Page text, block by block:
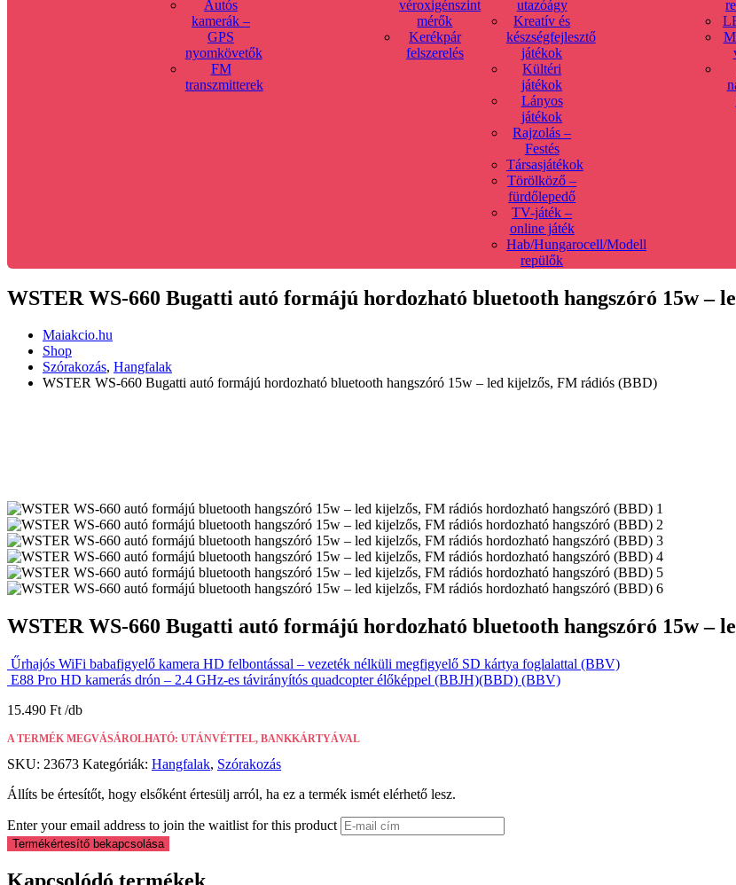
Autós
kamerák –
GPS
nyomkövetők
FM
transzmitterek
véroxigénszint
mérők
Kerékpár
felszerelés
utazóágy
Kreatív és
készségfejlesztő
játékok
Kültéri
játékok
Lányos
játékok
Rajzolás –
Festés
Társasjátékok
Törölköző –
fürdőlepedő
TV-játék –
online játék
Hab/Hungarocell/Modell
repülők
WSTER WS-660 Bugatti autó formájú hordozható bluetooth hangszóró 15w –
Maiakcio.hu
Shop
Szórakozás, Hangfalak
WSTER WS-660 Bugatti autó formájú hordozható bluetooth hangszóró 15w – led kijelzős, FM rádiós (BBD)
WSTER WS-660 Bugatti autó formájú hordozható bluetooth hangszóró 15w –
Űrhajós WiFi babafigyelő kamera HD felbontással – vezeték nélküli megfigyelő SD kártya foglalattal (BBV)
E88 Pro HD kamerás drón – 2.4 GHz-es távirányítós quadcopter élőképpel (BBJH)(BBD) (BBV)
15.490 Ft
A TERMÉK MEGVÁSÁROLHATÓ: UTÁNVÉTTEL, BANKKÁRTYÁVAL
SKU: 23673 Kategóriák: Hangfalak, Szórakozás
Állíts be értesítőt, hogy elsőként értesülj arról, ha ez a termék ismét elérhető lesz.
Enter your email address to join the waitlist for this product
Termékértesítő bekapcsolása